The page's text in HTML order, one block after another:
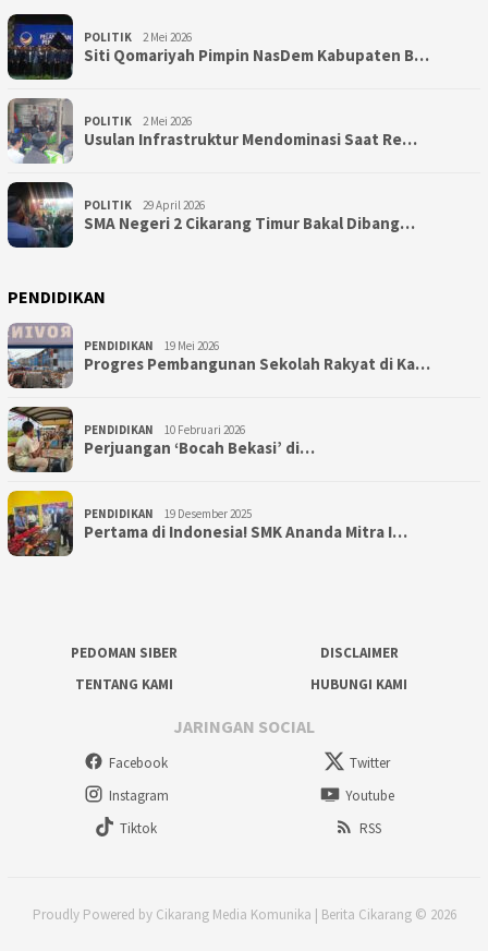
POLITIK 2 Mei 2026
Siti Qomariyah Pimpin NasDem Kabupaten B…
POLITIK 2 Mei 2026
Usulan Infrastruktur Mendominasi Saat Re…
POLITIK 29 April 2026
SMA Negeri 2 Cikarang Timur Bakal Dibang…
PENDIDIKAN
PENDIDIKAN 19 Mei 2026
Progres Pembangunan Sekolah Rakyat di Ka…
PENDIDIKAN 10 Februari 2026
Perjuangan ‘Bocah Bekasi’ di…
PENDIDIKAN 19 Desember 2025
Pertama di Indonesia! SMK Ananda Mitra I…
PEDOMAN SIBER
DISCLAIMER
TENTANG KAMI
HUBUNGI KAMI
JARINGAN SOCIAL
Facebook
Twitter
Instagram
Youtube
Tiktok
RSS
Proudly Powered by Cikarang Media Komunika | Berita Cikarang © 2026